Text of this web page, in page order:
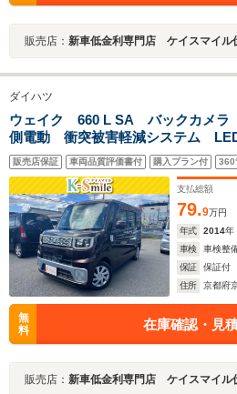
販売店： 新車低金利専門店 ケイスマイル
ダイハツ
ウェイク 660 L SA バックカメラ
側電動 衝突被害軽減システム
マートキー アイドリングストッ
ベンチシート CVT 盗難防止シス
販売店保証 車両品質評価書付 購入プラン付
支払総額
79.9万円
年式
2014年
車検
車検整
保証
保証付
住所
京都府
無
料
在庫確認・見
販売店： 新車低金利専門店 ケイスマイル